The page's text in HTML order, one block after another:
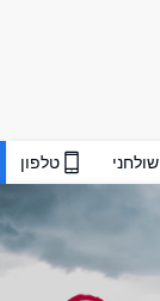
שולחני טלפון